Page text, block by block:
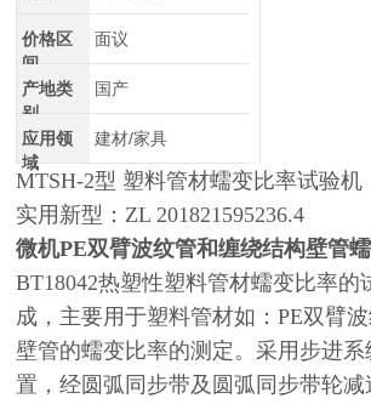
价格区
间
面议
产地类
别
国产
应用领
域
建材/家具
MTSH-2型 塑料管材蠕变比率试验机
实用新型：ZL 201821595236.4
微机PE双臂波纹管和缠绕结构壁管
BT18042热塑性塑料管材蠕变比率的
成，主要用于塑料管材如：PE双臂
壁管的蠕变比率的测定。采用步进
置，经圆弧同步带及圆弧同步带轮